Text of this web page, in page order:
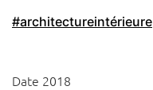
#architectureintérieure
Date 2018